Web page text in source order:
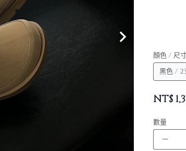
顏色 / 尺
NT$
數量
－